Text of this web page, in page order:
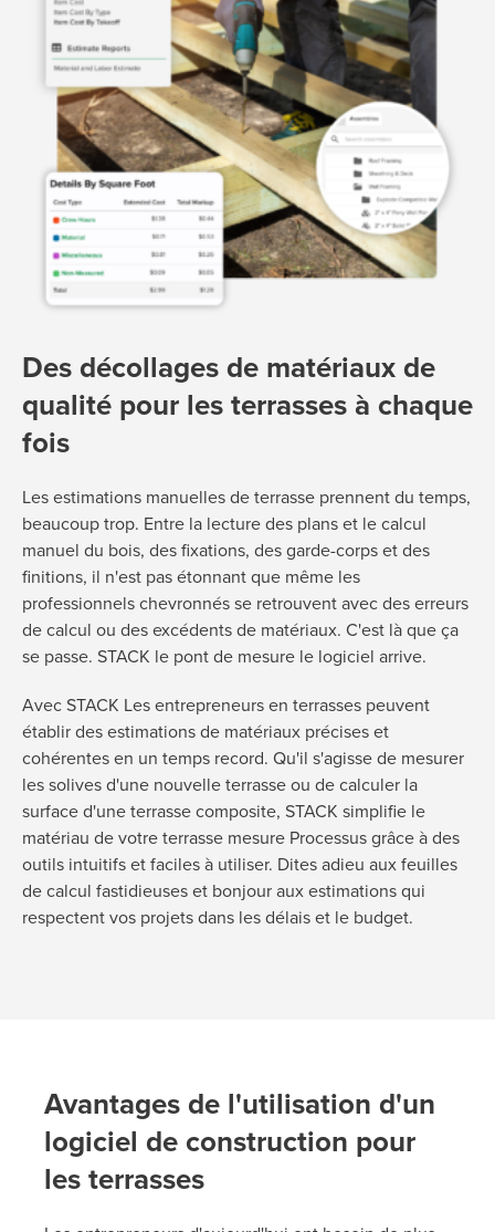
Des décollages de matériaux de
qualité pour les terrasses à chaque
fois
Les estimations manuelles de terrasse prennent du temps,
beaucoup trop. Entre la lecture des plans et le calcul
manuel du bois, des fixations, des garde-corps et des
finitions, il n'est pas étonnant que même les
professionnels chevronnés se retrouvent avec des erreurs
de calcul ou des excédents de matériaux. C'est là que ça
se passe. STACK le pont de mesure le logiciel arrive.
Avec STACK Les entrepreneurs en terrasses peuvent
établir des estimations de matériaux précises et
cohérentes en un temps record. Qu'il s'agisse de mesurer
les solives d'une nouvelle terrasse ou de calculer la
surface d'une terrasse composite, STACK simplifie le
matériau de votre terrasse mesure Processus grâce à des
outils intuitifs et faciles à utiliser. Dites adieu aux feuilles
de calcul fastidieuses et bonjour aux estimations qui
respectent vos projets dans les délais et le budget.
Avantages de l'utilisation d'un
logiciel de construction pour
les terrasses